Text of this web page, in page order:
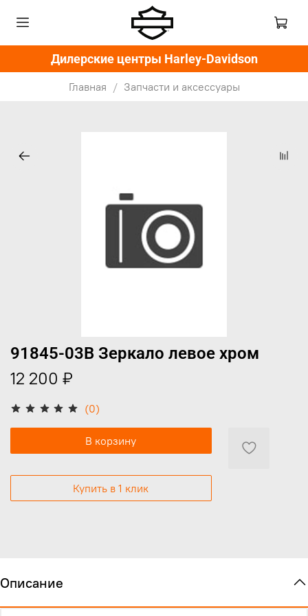
Дилерские центры Harley-Davidson
Главная Запчасти и аксессуары
(0)
91845-03B Зеркало левое хром
12 200 ₽
В корзину
Купить в 1 клик
Описание